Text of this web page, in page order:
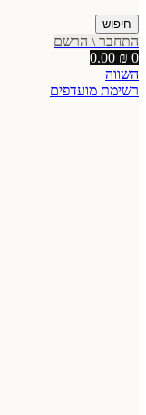
חיפוש
התחבר \ הרשם
0
0.00 ₪
השווה
רשימת מועדפים